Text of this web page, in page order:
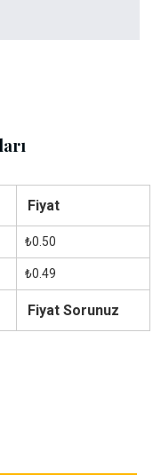
Fiyat
₺0.50
₺0.49
Fiyat Sorunuz